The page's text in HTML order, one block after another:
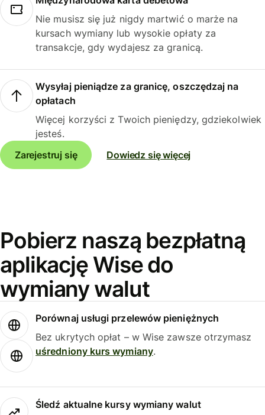
Nie musisz się już nigdy martwić o marże na
kursach wymiany lub wysokie opłaty za
transakcje, gdy wydajesz za granicą.
Wysyłaj pieniądze za granicę, oszczędzaj na
opłatach
Więcej korzyści z Twoich pieniędzy, gdziekolwiek
jesteś.
Zarejestruj się
Dowiedz się więcej
Pobierz naszą bezpłatną
aplikację Wise do
wymiany walut
Porównaj usługi przelewów pieniężnych
Bez ukrytych opłat – w Wise zawsze otrzymasz
uśredniony kurs wymiany.
Śledź aktualne kursy wymiany walut